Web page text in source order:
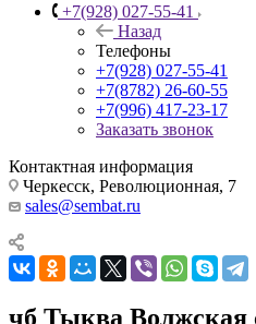
+7(928) 027-55-41
Назад
Телефоны
+7(928) 027-55-41
+7(8782) 26-60-55
+7(996) 417-23-17
Заказать звонок
Контактная информация
Черкесск, Революционная, 7
sales@sembat.ru
чб Тыква Волжская